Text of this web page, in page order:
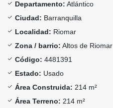
Departamento: Atlántico
Ciudad: Barranquilla
Localidad: Riomar
Zona / barrio: Altos de Riomar
Código: 4481391
Estado: Usado
Área Construida: 214 m²
Área Terreno: 214 m²